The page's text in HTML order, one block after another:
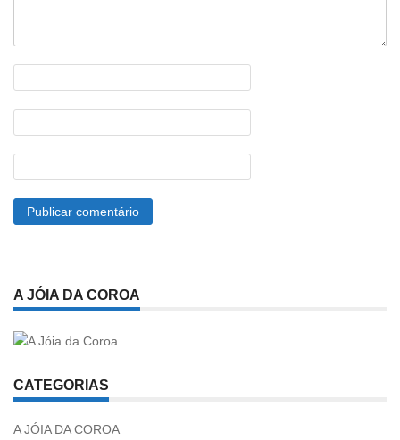
A JÓIA DA COROA
CATEGORIAS
A JÓIA DA COROA